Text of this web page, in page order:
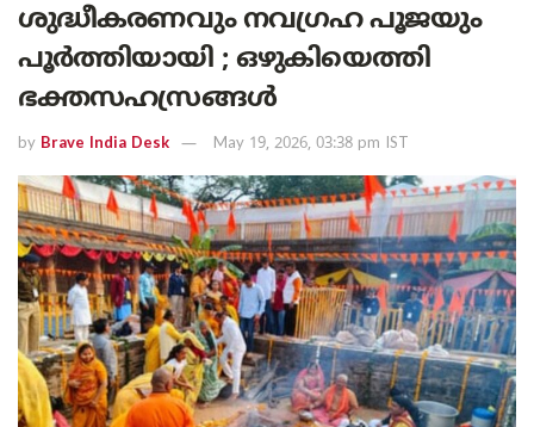
ശുദ്ധീകരണവും നവഗ്രഹ പൂജയും
പൂർത്തിയായി ; ഒഴുകിയെത്തി
ഭക്തസഹസ്രങ്ങൾ
by Brave India Desk May 19, 2026, 03:38 pm IST